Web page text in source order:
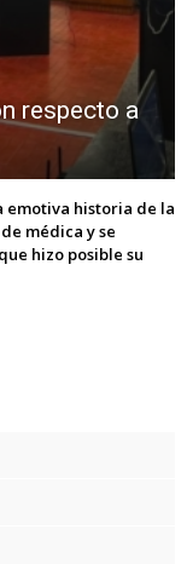
respecto a
emotiva historia de la
médica y se
hizo posible su